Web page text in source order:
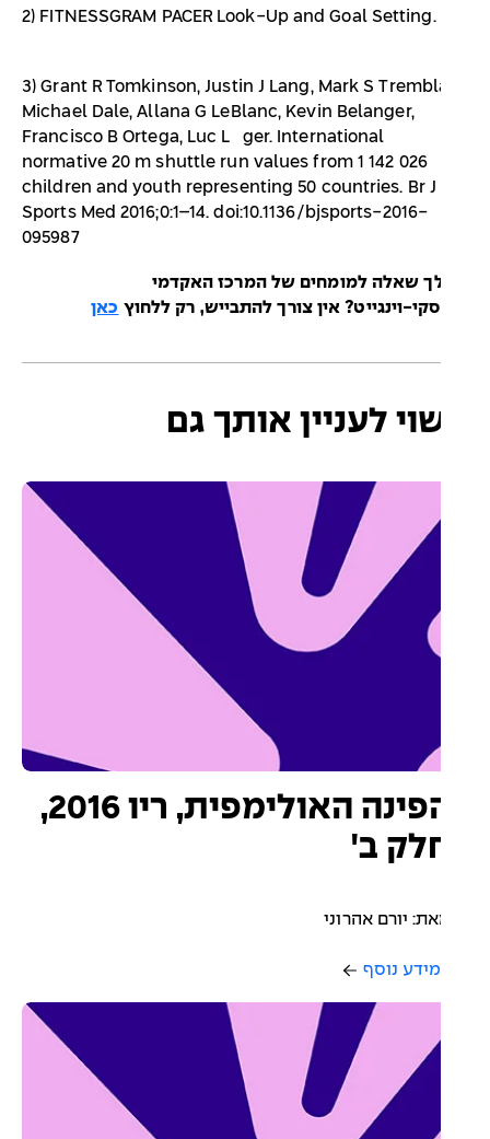
2) FITNESSGRAM PACER Look-Up and Goal Setting.
3) Grant R Tomkinson, Justin J Lang, Mark S
Michael Dale, Allana G LeBlanc, Kevin Belanger,
Francisco B Ortega, Luc Léger. International
normative 20 m shuttle run values from 1 142 026
children and youth representing 50 countries. Br J
Sports Med 2016;0:1–14. doi:10.1136/bjsports-2016-
095987
שאלה למומחים של המרכז האקדמי
וינגייט? אין צורך להתבייש, רק ללחוץכאן
לעניין אותך גם
הפינה האולימפית, ריו 2016,
ב'
יורם אהרוני
נוסף